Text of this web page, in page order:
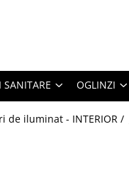
SANITARE OGLINZI
de iluminat - INTERIOR /